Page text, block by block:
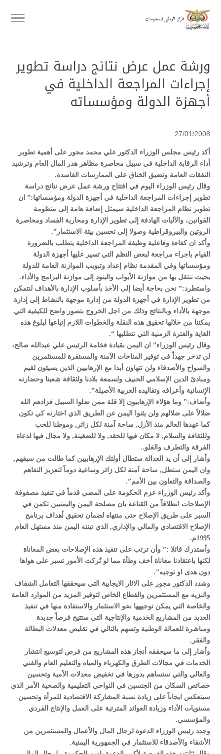
ورشة عمل عرض نتائج دراسة تطوير
إجراءات المراجعة الداخلية في
أجهزة الدولة ومؤسساته
27/01/2008
أكد رئيس مجلس الوزراء الدكتور علي محمد مجور على أهمية تطوير
أداء الرقابة الداخلية في سبيل محاصرة مظاهر هدر المال العام وترشيد
النفقات العامة وتضيق الخناق على الممارسات الفاسدة.
وقال رئيس الوزراء اليوم في افتتاح ورشة عمل عرض نتائج دراسة
تطوير إجراءات المراجعة الداخلية في أجهزة الدولة ومؤسساتها:” ان
تطوير نظام المراجعة الداخلية سيمثل إضافة هامة إلى منظومة
القوانين، والآليات الهادفة إلى تطوير الإدارة ومحاربة الفساد ومحاصرة
الروتين والبيروقراطية وصولا إلى تحسين بيئة الاستثمار”.
وأكد ان كفاءة وفاعلية وظيفة المراجعة الداخلية يتطلب بالضرورة
القيام باجراء مراجعة لبعض النظم التي تسير عليها أجهزة الدولة
ومؤسساتها وفي المقدمة نظام إعداد وتبويب الموازنة العامة للدولة
بحيث ننتقل بها من موازنة الأبواب والبنود إلى موازنة البرامج والأداء.
واستطرد:” نحن بحاجة أيضا إلى الأخذ بأسلوب الإدارة بالأهداف لنتمكن
من تطوير الإدارة في أجهزة الدولة من إدارة موجهة بالنشاط إلى إدارة
موجهة بالأداء وبالنتائج وذلك من اجل الخروج بتصور واضح للكيفية التي
يمكننا من خلالها تحقيق هذه النقلة والخطوات اللازم إتباعها لبلوغ هذه
الغاية والفترة الزمنية التي تتطلبها “.
وقال رئيس الوزراء” ان اليمن بقيادة فخامة الرئيس علي عبدالله صالح،
لن تدخر جهداً في توفير المناخات الآمنة والمستقرة للمستثمرين
والسواح والأصدقاء ولن تتهاون أبدا مع الإرهابيين الذين يسيئون لقيم
ومبادئ الدين الإسلامي الحنيف ولسمعة بلادنا ولثقافة شعبنا وحضارته
الإنسانية وأعرافه وتقاليده العربية الأصيلة”.
وأضاف:” وما هؤلاء الإرهابيون إلا قلة ممن ضلوا السبيل فزادهم الله
ضلالاً على ضلالهم ولن يثنوا اليمن عن الطريق الذي اختارته كي تكون
كما عهدها العالم منذ الأزل, ساحة آمنة لكل زائر, وموطنا للحب
وللثقافة والسلام, لا مكان فيها للحقد, ولا للضغينة, ولا مجال فيها لدعاة
الفرقة والتطرف والغلو..
وأشار إلى أن يد العدالة ستطال أولئك الإرهابيين كما طالت من سبقهم,
وان اليمن ستظل, ساحة آمنة لكل زائر وساعية دوماً لتعزيز التفاهم
والصداقة والتعاون بين الأمم”.
وأكد رئيس الوزراء عزم الحكومة على المضي قدماً في تنفيذ مصفوفة
الإصلاحات انطلاقاً من القناعة بان مصلحة اليمن واليمنيين تكمن في
السير على طريق الإصلاح حتى منتهاه لضمان تحقيق أهداف برنامج
الإصلاح الاقتصادي والمالي والإداري, الذي تبنته اليمن منذ مستهل العام
1995م.
وأستدرك قائلا :” وأن ترتب على تنفيذ هذه الإصلاحات بعض المعاناة
لكنها باعتقادنا معاناة أخف وطأة مما لو تُركت الأمور تسير على هواها
دون هدى او توجيه”.
وشدد الدكتور مجور على الاثار الايجابية التي سيحققها التعامل الشفاف
والنزيه مع المستثمرين والقطاع الخاص لتوفير المزيد من الموارد العامة
والخاصة التي يمكن توجيهها نحو الاستثمار والاستفادة منها في تنفيذ
العديد من المشاريع الخدمية والإنتاجية التي ستتيح فرصاً جديدة
ومباشرة للعمالة الوطنية وتسهم بالتالي في تقليص معدلات البطالة
والفقر.
وأشار إلى ما سيحققه أنجاز هذه المشاريع من فرص لتوسيع انتشار
الخدمات في مجالات الطرق والكهرباء والمياه والتعليم العام والفني
والعالي والتي ستساهم بدورها في تخفيض معدلات الأمية وتحسين
خصائص السكان من الجنسين في النواحي التعليمية والصحية الأمر الذي
سينعكس ايجاباً على زيادة نسبة المشاركة الاقتصادية للمرأة وتحسين
مستويات الأداء وزيادة العوائد المترتبة على العمل والإنتاج الفردي
والمؤسسي.
وجدد رئيس الوزراء الدعوة لرجال المال والأعمال والمستثمرين من
الأشقاء والأصدقاء للاستثمار في الجمهورية اليمنية.